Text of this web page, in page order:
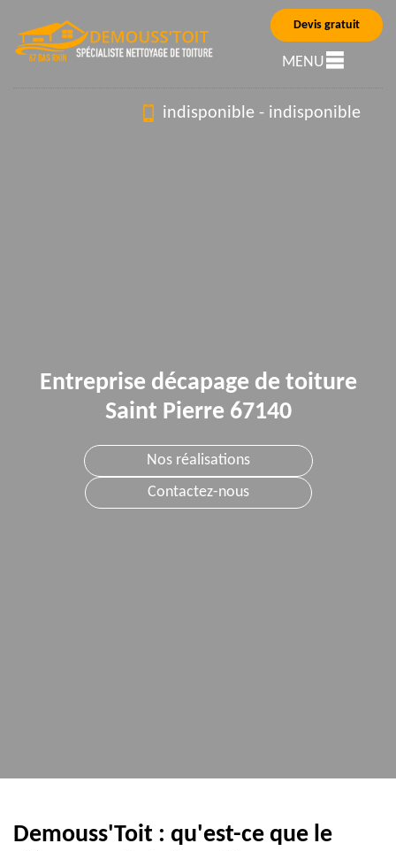
Devis gratuit
MENU
indisponible - indisponible
Entreprise décapage de toiture
Saint Pierre 67140
Nos réalisations
Contactez-nous
Demouss'Toit : qu'est-ce que le